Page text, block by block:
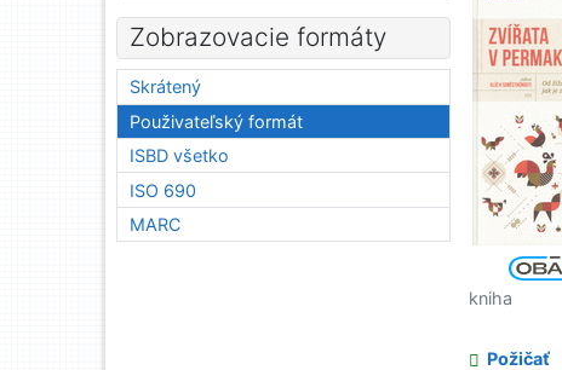
kniha
Požičať
Zobrazovacie formáty
Skrátený
Použivateľský formát
ISBD všetko
ISO 690
MARC